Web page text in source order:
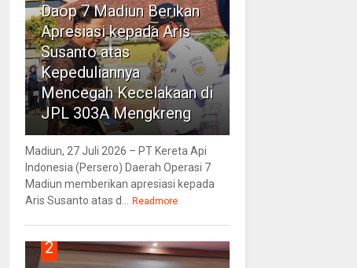
Daop 7 Madiun Berikan
Apresiasi kepada Aris
Susanto atas
Kepeduliannya
Mencegah Kecelakaan di
JPL 303A Mengkreng
Madiun, 27 Juli 2026 – PT Kereta Api
Indonesia (Persero) Daerah Operasi 7
Madiun memberikan apresiasi kepada
Aris Susanto atas d...
Readmore
2